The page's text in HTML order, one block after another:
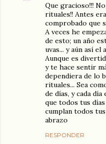
Que gracioso!!!
rituales!! Antes
comprobado que
A veces he
de esto; un año
uvas... y aún así el
Aunque es
y te hace sentir
dependiera de lo
rituales... Sea
de días, y cada
que todos tus
cumplan todos
abrazo
RESPONDER